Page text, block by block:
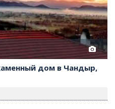
дом в Чандыр,